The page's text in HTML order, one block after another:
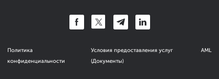
Политика
конфиденциальности
Условия предоставления услуг
(Документы)
AML